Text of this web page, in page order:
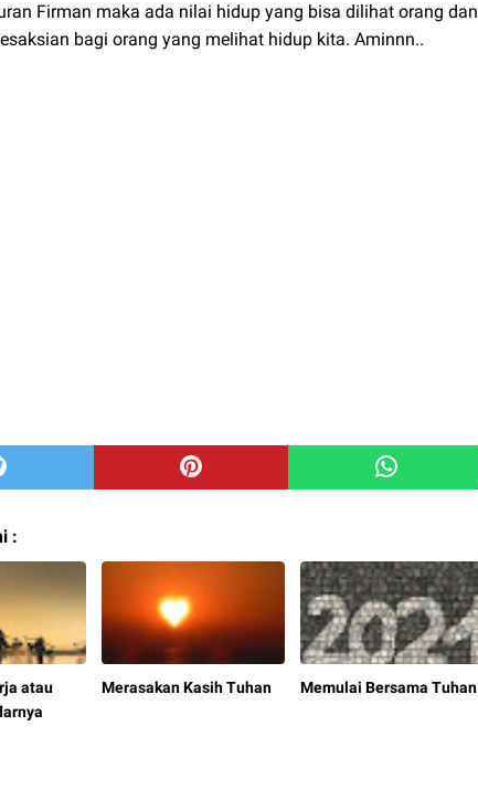
Firman maka ada nilai hidup yang bisa dilihat orang dan
bagi orang yang melihat hidup kita. Aminnn..
:
atau
Merasakan Kasih Tuhan Memulai Bersama Tuhan